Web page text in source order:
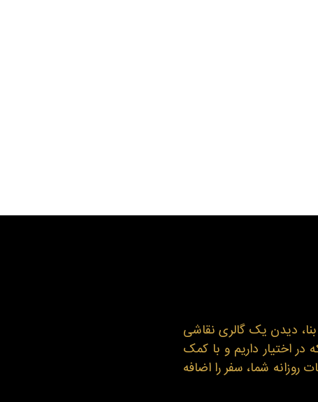
دیدن یک گالری نقاشی
اختیار داریم و با کمک
شما، سفر را اضافه